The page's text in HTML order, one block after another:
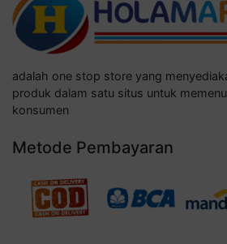
adalah one stop store yang
produk dalam satu situs untuk
konsumen
Metode Pembayaran